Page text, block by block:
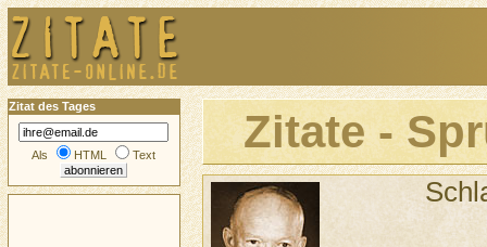
Zitate -
Zitat des Tages
Als HTML Text